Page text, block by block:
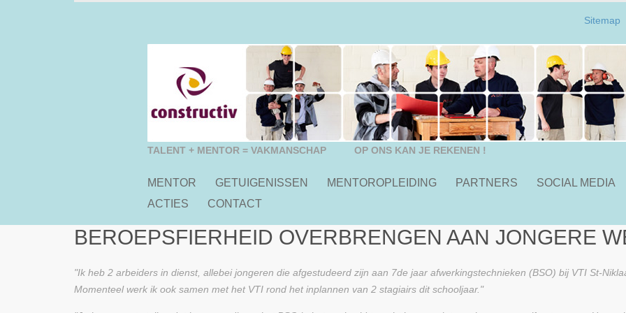
TALENT + MENTOR = VAKMANSCHAP OP ONS KAN JE REKENEN !
MENTOR GETUIGENISSEN MENTOROPLEIDING PARTNERS SOCIAL MEDIA
ACTIES
CONTACT
Sitemap
BEROEPSFIERHEID OVERBRENGEN AAN JONGERE
"Ik heb 2 arbeiders in dienst, allebei jongeren die afgestudeerd zijn aan 7de jaar afwerkingstechnieken (BSO) bij VTI St-
Momenteel werk ik ook samen met het VTI rond het inplannen van 2 stagiairs dit schooljaar."